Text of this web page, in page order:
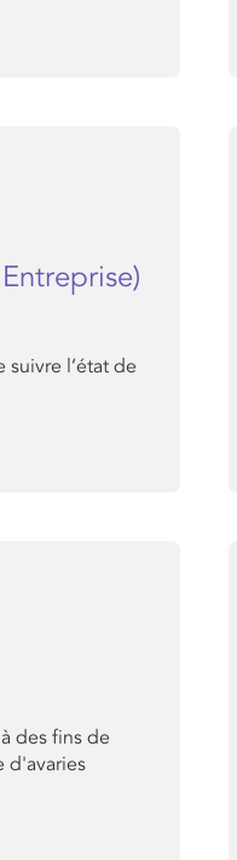
suivre l’état de
des fins de
d'avaries